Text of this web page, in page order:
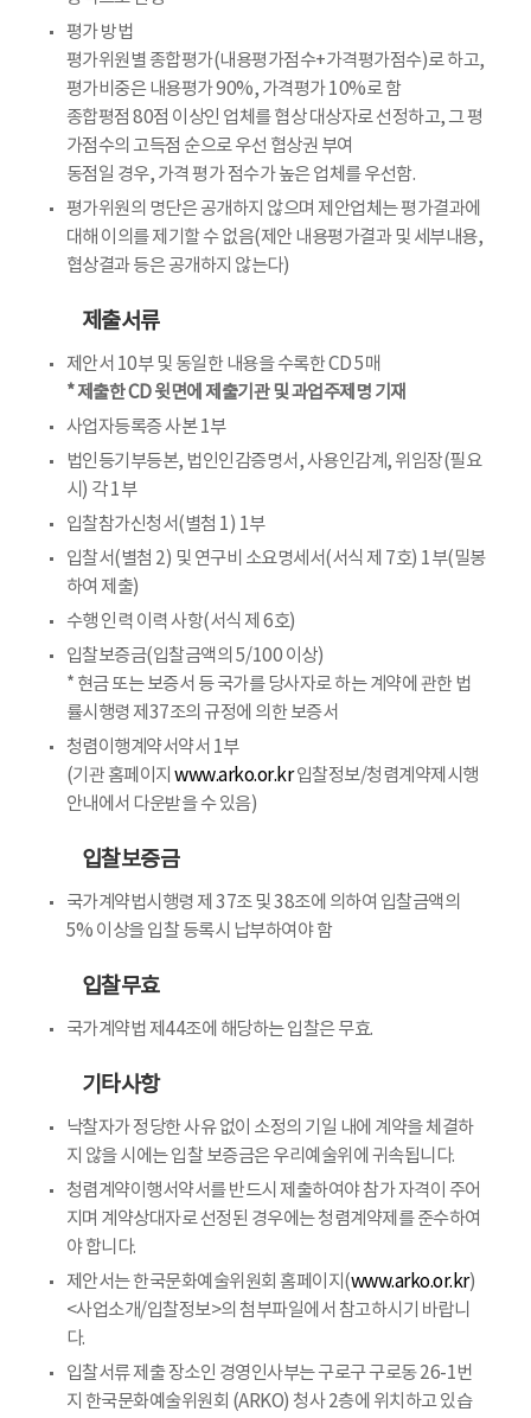
평가 방법
평가위원별 종합평가(내용평가점수+가격평가점수)로 하고,
평가비중은 내용평가 90%, 가격평가 10%로 함
종합평점 80점 이상인 업체를 협상 대상자로 선정하고, 그 평
가점수의 고득점 순으로 우선 협상권 부여
동점일 경우, 가격 평가 점수가 높은 업체를 우선함.
평가위원의 명단은 공개하지 않으며 제안업체는 평가결과에
대해 이의를 제기할 수 없음(제안 내용평가결과 및 세부내용,
협상결과 등은 공개하지 않는다)
제출서류
제안서 10부 및 동일한 내용을 수록한 CD 5매
* 제출한 CD 윗면에 제출기관 및 과업주제명 기재
사업자등록증 사본 1부
법인등기부등본, 법인인감증명서, 사용인감계, 위임장(필요
시) 각 1부
입찰참가신청서(별첨 1) 1부
입찰서(별첨 2) 및 연구비 소요명세서(서식 제 7호) 1부(밀봉
하여 제출)
수행 인력 이력 사항(서식 제 6호)
입찰보증금(입찰금액의 5/100 이상)
* 현금 또는 보증서 등 국가를 당사자로 하는 계약에 관한 법
률시행령 제37조의 규정에 의한 보증서
청렴이행계약서약서 1부
(기관 홈페이지 www.arko.or.kr입찰정보/청렴계약제시행
안내에서 다운받을 수 있음)
입찰보증금
국가계약법시행령 제 37조 및 38조에 의하여 입찰금액의
5% 이상을 입찰 등록시 납부하여야 함
입찰무효
국가계약법 제44조에 해당하는 입찰은 무효.
기타사항
낙찰자가 정당한 사유 없이 소정의 기일 내에 계약을 체결하
지 않을 시에는 입찰 보증금은 우리예술위에 귀속됩니다.
청렴계약이행서약서를 반드시 제출하여야 참가 자격이 주어
지며 계약상대자로 선정된 경우에는 청렴계약제를 준수하여
야 합니다.
제안서는 한국문화예술위원회 홈페이지(www.arko.or.kr)
<사업소개/입찰정보>의 첨부파일에서 참고하시기 바랍니
다.
입찰서류 제출 장소인 경영인사부는 구로구 구로동 26-1번
지 한국문화예술위원회 (ARKO) 청사 2층에 위치하고 있습